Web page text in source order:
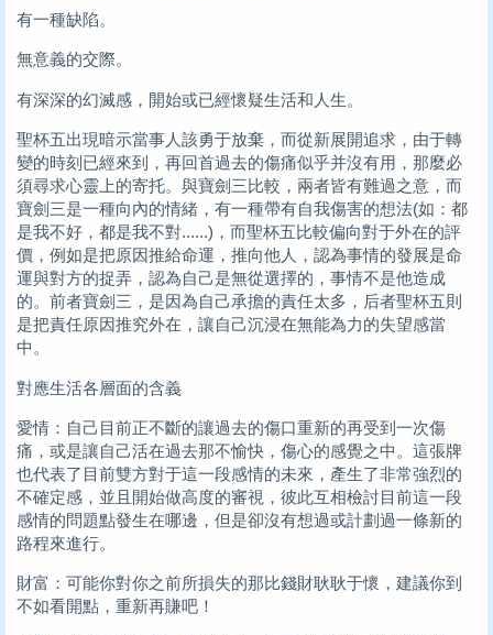
有一種缺陷。
無意義的交際。
有深深的幻滅感，開始或已經懷疑生活和人生。
聖杯五出現暗示當事人該勇于放棄，而從新展開追求，由于轉
變的時刻已經來到，再回首過去的傷痛似乎并沒有用，那麼必
須尋求心靈上的寄托。與寶劍三比較，兩者皆有難過之意，而
寶劍三是一種向內的情緒，有一種帶有自我傷害的想法(如：都
是我不好，都是我不對......)，而聖杯五比較偏向對于外在的評
價，例如是把原因推給命運，推向他人，認為事情的發展是命
運與對方的捉弄，認為自己是無從選擇的，事情不是他造成
的。前者寶劍三，是因為自己承擔的責任太多，后者聖杯五則
是把責任原因推究外在，讓自己沉浸在無能為力的失望感當
中。
對應生活各層面的含義
愛情：自己目前正不斷的讓過去的傷口重新的再受到一次傷
痛，或是讓自己活在過去那不愉快，傷心的感覺之中。這張牌
也代表了目前雙方對于這一段感情的未來，產生了非常強烈的
不確定感，並且開始做高度的審視，彼此互相檢討目前這一段
感情的問題點發生在哪邊，但是卻沒有想過或計劃過一條新的
路程來進行。
財富：可能你對你之前所損失的那比錢財耿耿于懷，建議你到
不如看開點，重新再賺吧！